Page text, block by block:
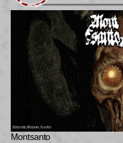
Montsanto